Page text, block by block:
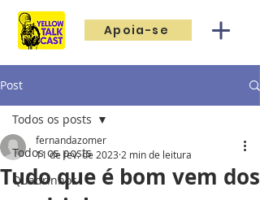
Apoia-se
Post
Todos os posts
Quadrinhos
Todos os posts
Tudo que é bom vem dos
fernandazomer
11 de fev. de 2023 2 min de leitura